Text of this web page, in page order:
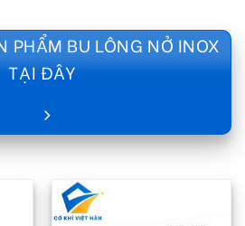
PHẨM BU LÔNG NỞ INOX
TẠI ĐÂY